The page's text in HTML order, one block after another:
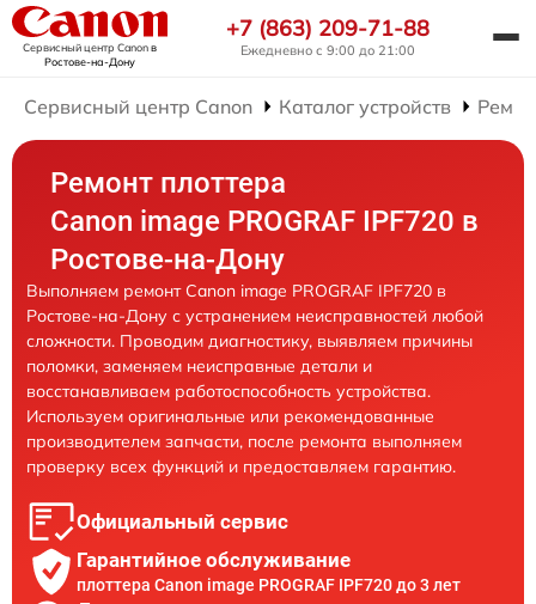
Сервисный центр Canonв
Ростове-на-Дону
+7 (863) 209-71-88
Ежедневно с 9:00 до 21:00
Сервисный центр Canon Каталог устройств
Ремонт плоттера
Canon image PROGRAF IPF720 в
Ростове-на-Дону
Выполняем ремонт Canon image PROGRAF IPF720 в
Ростове-на-Дону с устранением неисправностей любой
сложности. Проводим диагностику, выявляем причины
поломки, заменяем неисправные детали и
восстанавливаем работоспособность устройства.
Используем оригинальные или рекомендованные
производителем запчасти, после ремонта выполняем
проверку всех функций и предоставляем гарантию.
Официальный сервис
Гарантийное обслуживание
плоттера Canon image PROGRAF IPF720 до 3 лет